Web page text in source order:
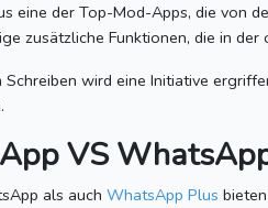
eine der Top-Mod-Apps, die von
zusätzliche Funktionen, die in
Schreiben wird eine Initiative
VS
als auch WhatsApp Plus